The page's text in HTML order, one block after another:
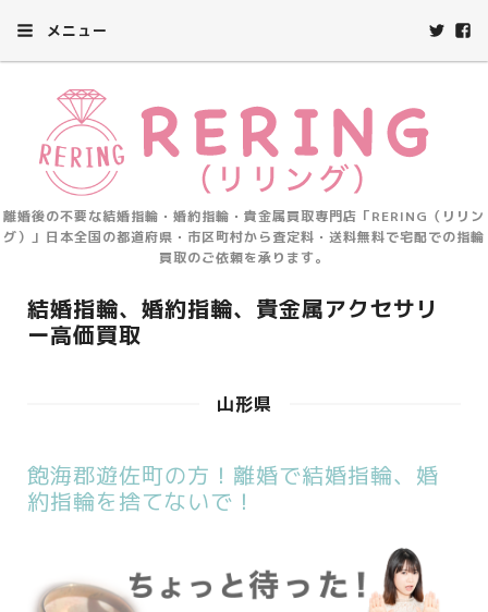
メニュー
離婚後の不要な結婚指輪・婚約指輪・貴金属買取専門店「RERING（リリン
グ）」日本全国の都道府県・市区町村から査定料・送料無料で宅配での指輪
買取のご依頼を承ります。
結婚指輪、婚約指輪、貴金属アクセサリ
ー高価買取
山形県
飽海郡遊佐町の方！離婚で結婚指輪、婚
約指輪を捨てないで！